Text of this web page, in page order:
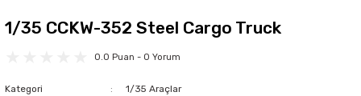
1/35 CCKW-352 Steel Cargo Truck
0.0 Puan - 0 Yorum
Kategori 1/35 Araçlar